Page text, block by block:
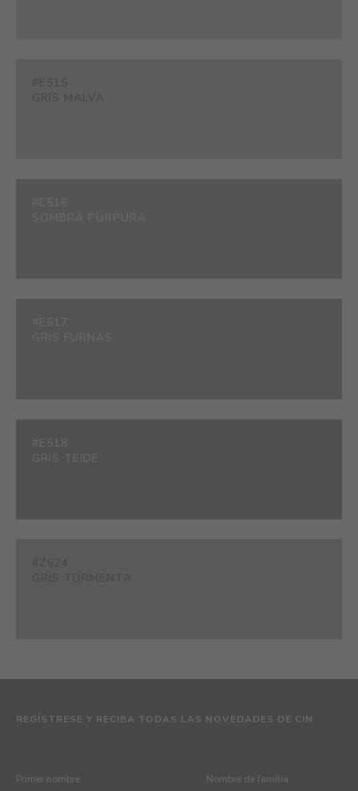
#E515
GRIS MALVA
#E518
GRIS TEIDE
REGÍSTRESE Y RECIBA TODAS LAS NOVEDADES DE CIN